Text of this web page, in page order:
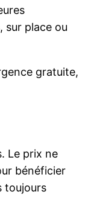
sur place ou
gratuite,
Le prix ne
bénéficier
toujours